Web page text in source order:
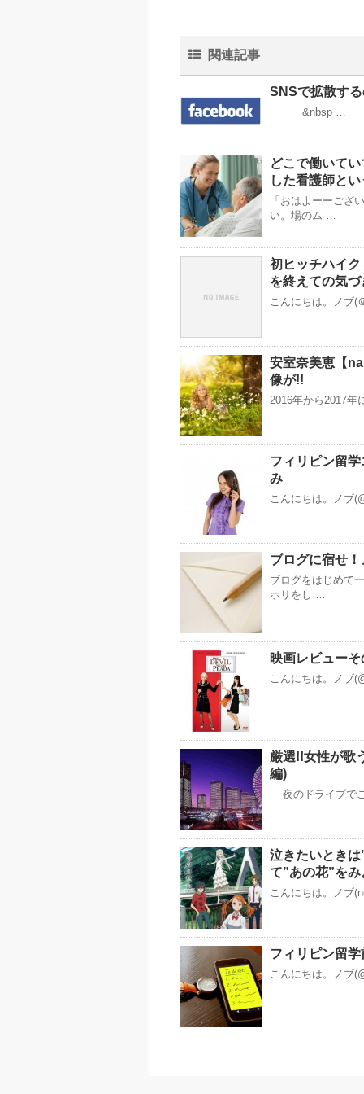
関連記事
SNSで拡散す
&nbsp …
どこで働いて
した看護師と
「おはよーーござ
い。場のム …
初ヒッチハイ
を終えての気
こんにちは。ノブ
安室奈美恵【
像が!!
2016年から2017
フィリピン留
み
こんにちは。ノブ
ブログに宿せ
ブログをはじめて
ホリをし …
映画レビュー
こんにちは。ノブ
厳選!!女性が歌
編)
夜のドライブで
泣きたいとき
て”あの花”を
こんにちは。ノブ
フィリピン留
こんにちは。ノブ